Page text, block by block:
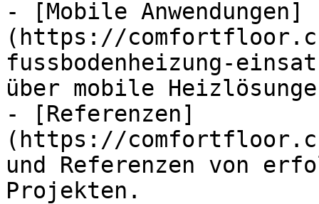
- [Mobile Anwendungen]
(https://
fussbodenheizung-
über mobile
- [Referenzen]
(https://
und Referenzen von
Projekten.